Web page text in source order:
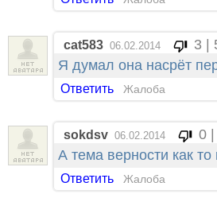
cat583 06.02.2014
3 |
Я думал она насрёт
Ответить Жалоба
sokdsv 06.02.2014
0
А тема верности как
Ответить Жалоба